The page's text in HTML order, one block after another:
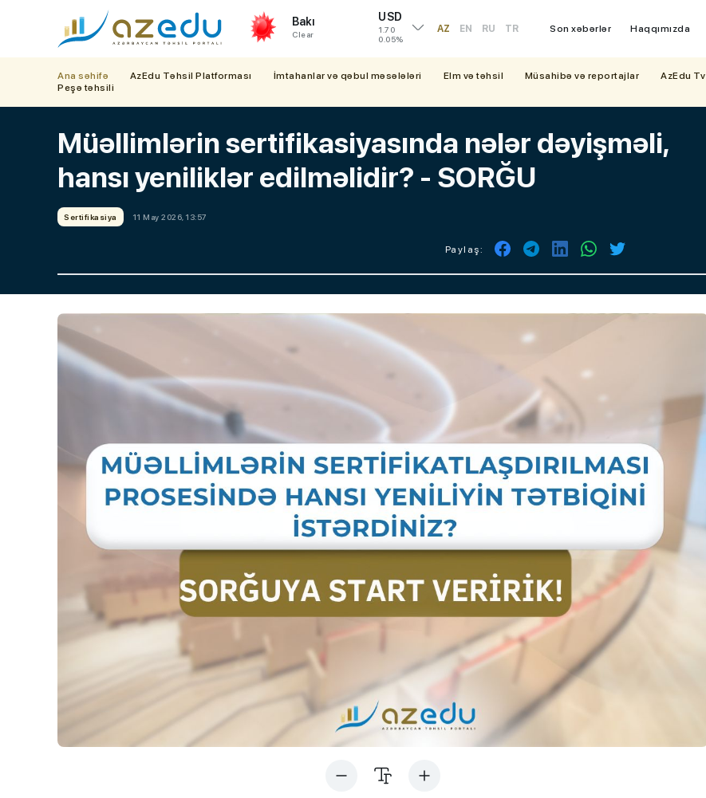
Bakı
Clear
USD
1.70
0.05%
AZ EN RU TR Son xəbərlər Haqqımızda
Ana səhifə AzEdu Təhsil Platforması İmtahanlar və qəbul məsələləri Elm və təhsil Müsahibə və reportajlar AzEdu Tv
Peşə təhsili
Müəllimlərin sertifikasiyasında nələr dəyişməli,
hansı yeniliklər edilməlidir? - SORĞU
Sertifikasiya 11 May 2026, 13:57
Paylaş: